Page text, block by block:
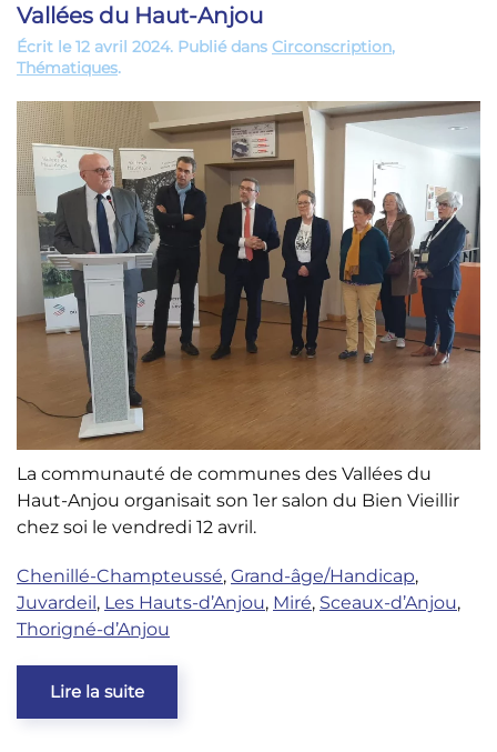
Vallées du Haut-Anjou
Écrit le12 avril 2024. Publié dans Circonscription,
Thématiques.
La communauté de communes des Vallées du
Haut-Anjou organisait son 1er salon du Bien Vieillir
chez soi le vendredi 12 avril.
Chenillé-Champteussé, Grand-âge/Handicap,
Juvardeil, Les Hauts-d’Anjou, Miré, Sceaux-d’Anjou,
Thorigné-d’Anjou
Lire la suite